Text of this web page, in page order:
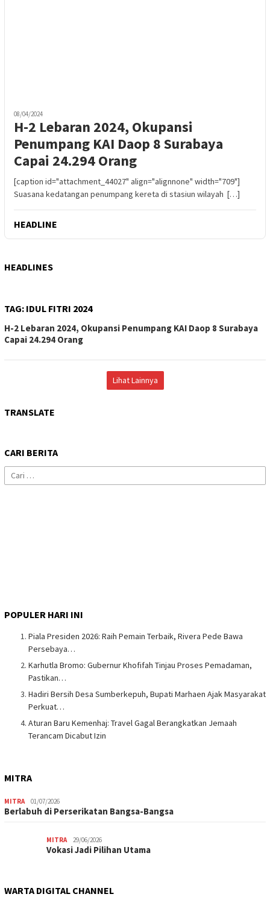
08/04/2024
H-2 Lebaran 2024, Okupansi
Penumpang KAI Daop 8 Surabaya
Capai 24.294 Orang
[caption id="attachment_44027" align="alignnone" width="709"]
Suasana kedatangan penumpang kereta di stasiun wilayah […]
HEADLINE
HEADLINES
TAG: IDUL FITRI 2024
H-2 Lebaran 2024, Okupansi Penumpang KAI Daop 8 Surabaya
Capai 24.294 Orang
Lihat Lainnya
TRANSLATE
CARI BERITA
Cari
untuk:
POPULER HARI INI
Piala Presiden 2026: Raih Pemain Terbaik, Rivera Pede Bawa
Persebaya…
Karhutla Bromo: Gubernur Khofifah Tinjau Proses Pemadaman,
Pastikan…
Hadiri Bersih Desa Sumberkepuh, Bupati Marhaen Ajak Masyarakat
Perkuat…
Aturan Baru Kemenhaj: Travel Gagal Berangkatkan Jemaah
Terancam Dicabut Izin
MITRA
MITRA 01/07/2026
Berlabuh di Perserikatan Bangsa-Bangsa
MITRA 29/06/2026
Vokasi Jadi Pilihan Utama
WARTA DIGITAL CHANNEL